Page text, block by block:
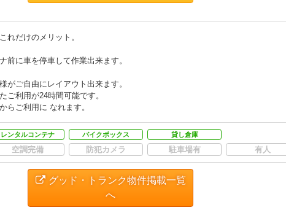
れだけのメリット。
前に車を停車して作業出来ます。
がご自由にレイアウト出来ます。
ご利用が24時間可能です。
らご利用に なれます。
レンタルコンテナ バイクボックス 貸し倉庫
空調完備 防犯カメラ 駐車場有 有人
グッド・トランク物件掲載一覧
へ